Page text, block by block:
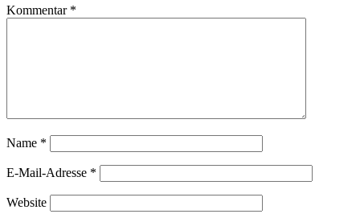
Kommentar *
Name *
E-Mail-Adresse *
Website